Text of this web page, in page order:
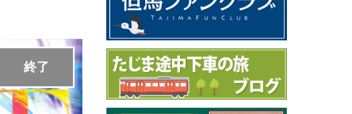
終了